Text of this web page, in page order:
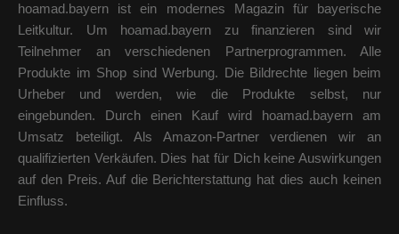
hoamad.bayern ist ein modernes Magazin für bayerische
Leitkultur. Um hoamad.bayern zu finanzieren sind wir
Teilnehmer an verschiedenen Partnerprogrammen. Alle
Produkte im Shop sind Werbung. Die Bildrechte liegen beim
Urheber und werden, wie die Produkte selbst, nur
eingebunden. Durch einen Kauf wird hoamad.bayern am
Umsatz beteiligt. Als Amazon-Partner verdienen wir an
qualifizierten Verkäufen. Dies hat für Dich keine Auswirkungen
auf den Preis. Auf die Berichterstattung hat dies auch keinen
Einfluss.